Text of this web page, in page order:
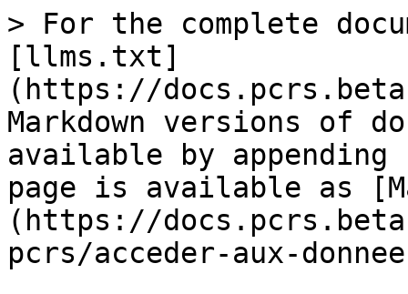
> For the complete
[llms.txt]
(https://
Markdown versions of
available by
page is available as
(https://
pcrs/acceder-aux-